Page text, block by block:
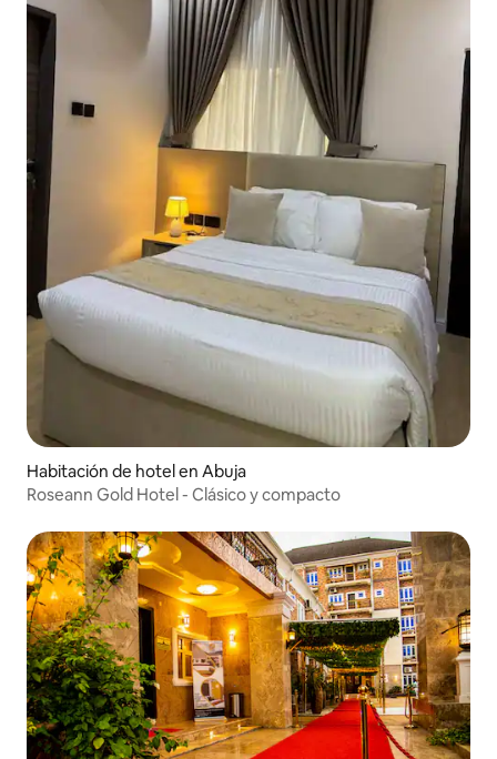
Habitación de hotel en Abuja
Roseann Gold Hotel - Clásico y compacto